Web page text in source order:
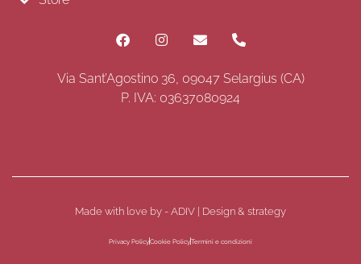
Via Sant’Agostino 36, 09047 Selargius (CA)
P. IVA: 03637080924
Made with love by - ADIV | Design & strategy
Privacy PolicyCookie PolicyTermini e condizioni